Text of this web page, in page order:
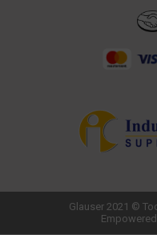
Glauser 2021 ©